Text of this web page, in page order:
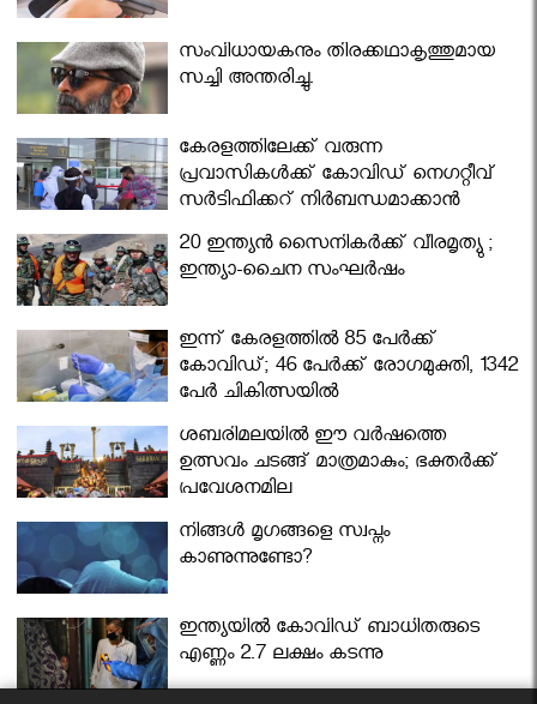
സംവിധായകനും തിരക്കഥാകൃത്തുമായ
സച്ചി അന്തരിച്ചു.
കേരളത്തിലേക്ക് വരുന്ന
പ്രവാസികള്‍ക്ക് കോവിഡ് നെഗറ്റീവ്
സര്‍ട്ടിഫിക്കറ്റ് നിർബന്ധമാക്കാൻ
മന്ത്രിസഭ
20 ഇന്ത്യൻ സൈനികർക്ക് വീരമൃത്യു ;
ഇന്ത്യാ-ചൈന സംഘർഷം
ഇന്ന് കേരളത്തിൽ 85 പേർക്ക്
കോവിഡ്; 46 പേർക്ക് രോഗമുക്തി, 1342
പേർ ചികിത്സയിൽ
ശബരിമലയില്‍ ഈ വർഷത്തെ
ഉത്സവം ചടങ്ങ് മാത്രമാകും; ഭക്തർക്ക്
പ്രവേശനമില്ല
നിങ്ങള്‍ മൃഗങ്ങളെ സ്വപ്നം
കാണുന്നുണ്ടോ?
ഇന്ത്യയിൽ കോവിഡ് ബാധിതരുടെ
എണ്ണം 2.7 ലക്ഷം കടന്നു